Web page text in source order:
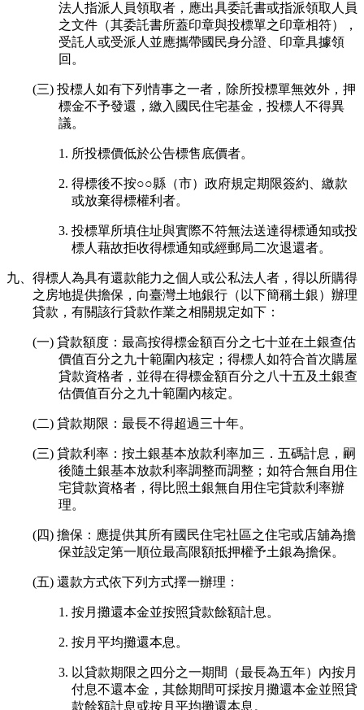
法人指派人員領取者，應出具委託書或指派領取人員
之文件（其委託書所蓋印章與投標單之印章相符），
受託人或受派人並應攜帶國民身分證、印章具據領
回。
(三) 投標人如有下列情事之一者，除所投標單無效外，押
標金不予發還，繳入國民住宅基金，投標人不得異
議。
1. 所投標價低於公告標售底價者。
2. 得標後不按○○縣（市）政府規定期限簽約、繳款
或放棄得標權利者。
3. 投標單所填住址與實際不符無法送達得標通知或投
標人藉故拒收得標通知或經郵局二次退還者。
九、得標人為具有還款能力之個人或公私法人者，得以所購得
之房地提供擔保，向臺灣土地銀行（以下簡稱土銀）辦理
貸款，有關該行貸款作業之相關規定如下：
(一) 貸款額度：最高按得標金額百分之七十並在土銀查估
價值百分之九十範圍內核定；得標人如符合首次購屋
貸款資格者，並得在得標金額百分之八十五及土銀查
估價值百分之九十範圍內核定。
(二) 貸款期限：最長不得超過三十年。
(三) 貸款利率：按土銀基本放款利率加三．五碼計息，嗣
後隨土銀基本放款利率調整而調整；如符合無自用住
宅貸款資格者，得比照土銀無自用住宅貸款利率辦
理。
(四) 擔保：應提供其所有國民住宅社區之住宅或店舖為擔
保並設定第一順位最高限額抵押權予土銀為擔保。
(五) 還款方式依下列方式擇一辦理：
1. 按月攤還本金並按照貸款餘額計息。
2. 按月平均攤還本息。
3. 以貸款期限之四分之一期間（最長為五年）內按月
付息不還本金，其餘期間可採按月攤還本金並照貸
款餘額計息或按月平均攤還本息。